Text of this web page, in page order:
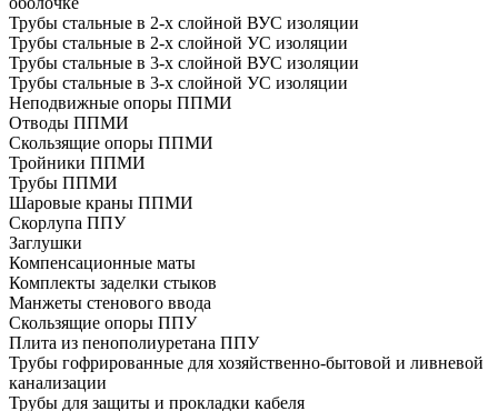
Трубы стальные в 2-х слойной ВУС изоляции
Трубы стальные в 2-х слойной УС изоляции
Трубы стальные в 3-х слойной ВУС изоляции
Трубы стальные в 3-х слойной УС изоляции
Неподвижные опоры ППМИ
Отводы ППМИ
Скользящие опоры ППМИ
Тройники ППМИ
Трубы ППМИ
Шаровые краны ППМИ
Скорлупа ППУ
Заглушки
Компенсационные маты
Комплекты заделки стыков
Манжеты стенового ввода
Скользящие опоры ППУ
Плита из пенополиуретана ППУ
Трубы гофрированные для хозяйственно-бытовой и ливневой
канализации
Трубы для защиты и прокладки кабеля